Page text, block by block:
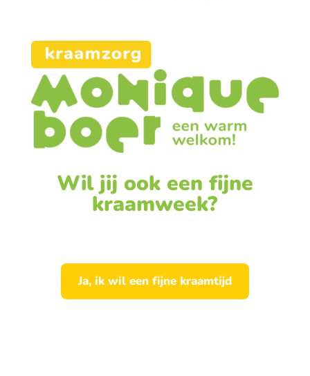
Wil jij ook een fijne
kraamweek?
Ja, ik wil een fijne kraamtijd